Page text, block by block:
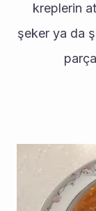
kreplerin
şeker ya da